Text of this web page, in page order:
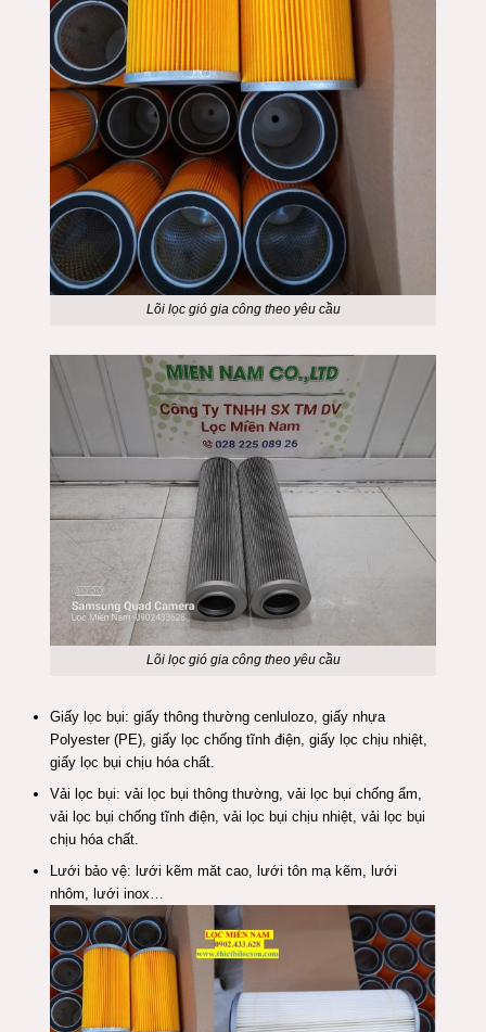
Lõi lọc gió gia công theo yêu cầu
Lõi lọc gió gia công theo yêu cầu
Giấy lọc bụi: giấy thông thường cenlulozo, giấy nhựa
Polyester (PE), giấy lọc chống tĩnh điện, giấy lọc chịu nhiệt,
giấy lọc bụi chịu hóa chất.
Vải lọc bụi: vải lọc bụi thông thường, vải lọc bụi chống ẩm,
vải lọc bụi chống tĩnh điện, vải lọc bụi chịu nhiệt, vải lọc bụi
chịu hóa chất.
Lưới bảo vệ: lưới kẽm măt cao, lưới tôn mạ kẽm, lưới
nhôm, lưới inox…